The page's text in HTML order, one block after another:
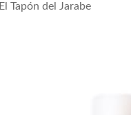
El Tapón del Jarabe